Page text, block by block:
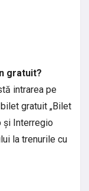
gratuit?
intrarea pe
gratuit „Bilet
și Interregio
la trenurile cu